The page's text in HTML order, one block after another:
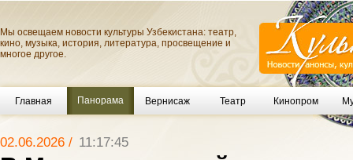
Мы освещаем новости культуры Узбекистана: театр,
кино, музыка, история, литература, просвещение и
многое другое.
Главная Панорама Вернисаж Театр Кинопром
02.06.2026 / 11:17:45